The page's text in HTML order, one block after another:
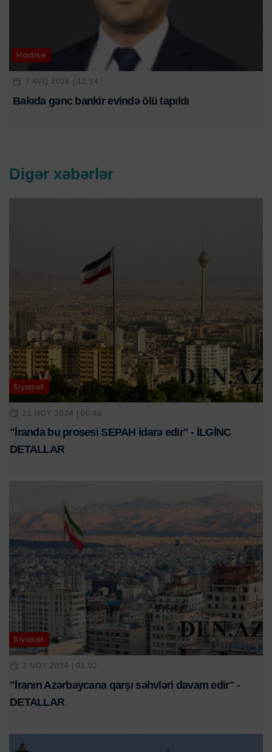
Hadisə
7 AVQ 2026 | 12:14
Bakıda gənc bankir evində ölü tapıldı
Digər xəbərlər
Siyasət
21 NOY 2024 | 00:46
"İranda bu prosesi SEPAH idarə edir" - İLGİNC
DETALLAR
Siyasət
2 NOY 2024 | 01:02
"İranın Azərbaycana qarşı səhvləri davam edir" -
DETALLAR